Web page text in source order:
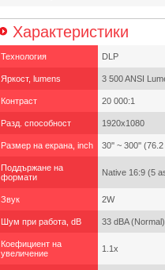
Характеристики
Технология DLP
Яркост, lumens 3 500 ANSI
Контраст 20 000:1
Разд. способност 1920x1080
Размер на екрана, inch 30'' ~ 300''
Поддържане на
формати
Native 16:9 (5
Звук 2W
Шум при работа, dB 33 dBA
Коефициент на
увеличение
1.1x